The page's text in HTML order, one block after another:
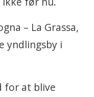
– La Grassa,
yndlingsby i
for at blive